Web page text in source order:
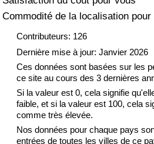
Commodité de la localisation pour
Contributeurs: 126
Dernière mise à jour: Janvier 2026
Ces données sont basées sur les
ce site au cours des 3 dernières
Si la valeur est 0, cela signifie
faible, et si la valeur est 100, cela
comme très élevée.
Nos données pour chaque pays
entrées de toutes les villes de ce
Pollution
Indice de Pollution (Actuel)
Indice de pollution
Indice de Pollution par Pays
Trafic